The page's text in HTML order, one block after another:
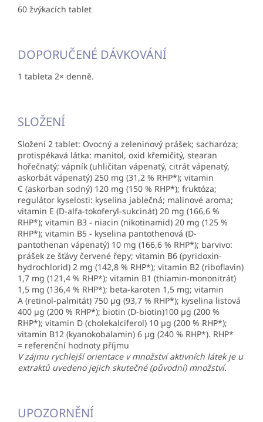
60 žvýkacích tablet
DOPORUČENÉ DÁVKOVÁNÍ
1 tableta 2× denně.
SLOŽENÍ
Složení 2 tablet: Ovocný a zeleninový prášek; sacharóza;
protispékavá látka: manitol, oxid křemičitý, stearan
hořečnatý; vápník (uhličitan vápenatý, citrát vápenatý,
askorbát vápenatý) 250 mg (31,2 % RHP*); vitamin
C (askorban sodný) 120 mg (150 % RHP*); fruktóza;
regulátor kyselosti: kyselina jablečná; malinové aroma;
vitamin E (D-alfa-tokoferyl-sukcinát) 20 mg (166,6 %
RHP*); vitamin B3 - niacin (nikotinamid) 20 mg (125 %
RHP*); vitamin B5 - kyselina pantothenová (D-
pantothenan vápenatý) 10 mg (166,6 % RHP*); barvivo:
prášek ze šťávy červené řepy; vitamin B6 (pyridoxin-
hydrochlorid) 2 mg (142,8 % RHP*); vitamin B2 (riboflavin)
1,7 mg (121,4 % RHP*); vitamin B1 (thiamin-mononitrát)
1,5 mg (136,4 % RHP*); beta-karoten 1,5 mg; vitamin
A (retinol-palmitát) 750 µg (93,7 % RHP*); kyselina listová
400 µg (200 % RHP*); biotin (D-biotin)100 µg (200 %
RHP*); vitamin D (cholekalciferol) 10 µg (200 % RHP*);
vitamin B12 (kyanokobalamin) 6 µg (240 % RHP*). RHP*
= referenční hodnoty příjmu
V zájmu rychlejší orientace v množství aktivních látek je u
extraktů uvedeno jejich skutečné (původní) množství.
UPOZORNĚNÍ